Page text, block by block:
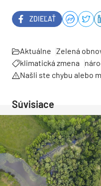
ZDIEĽAŤ
Aktuálne Zelená
klimatická zmena
Našli ste chybu alebo
Súvisiace